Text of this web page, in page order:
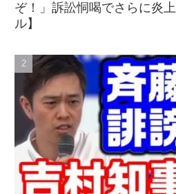
ぞ！」訴訟恫喝でさらに炎
ル】